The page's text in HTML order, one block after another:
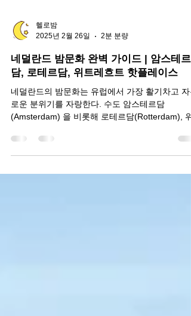
헬로밤
2025년 2월 26일
2분 분량
네덜란드 밤문화 완벽 가이드 | 암스테르
담, 로테르담, 위트레흐트 핫플레이스
네덜란드의 밤문화는 유럽에서 가장 활기차고 자
로운 분위기를 자랑한다. 수도 암스테르담